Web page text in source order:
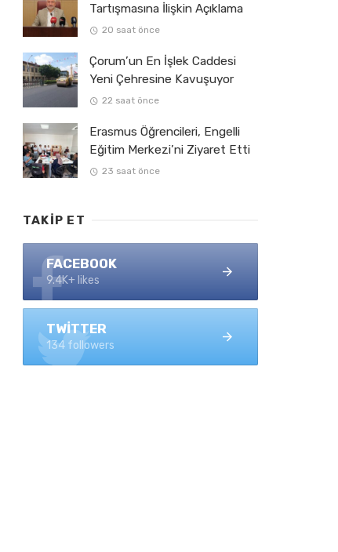
Tartışmasına İlişkin Açıklama
20 saat önce
Çorum’un En İşlek Caddesi
Yeni Çehresine Kavuşuyor
22 saat önce
Erasmus Öğrencileri, Engelli
Eğitim Merkezi’ni Ziyaret Etti
23 saat önce
TAKIP ET
FACEBOOK
9.4K+ likes
TWITTER
134 followers